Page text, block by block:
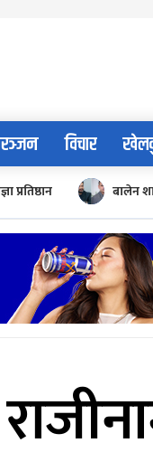
विचार
प्रतिष्ठान बालेन